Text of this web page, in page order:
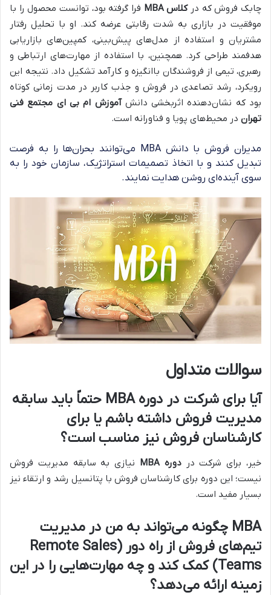
چابک فروش که درکلاس MBA
فرا گرفته بود، توانست محصول را با
موفقیت در بازاری به شدت رقابتی عرضه کند. او با تحلیل رفتار
مشتریان و استفاده از مدل‌های پیش‌بینی، کمپین‌های بازاریابی
هدفمند طراحی کرد. همچنین، با استفاده از مهارت‌های ارتباطی و
رهبری، تیمی از فروشندگان باانگیزه و کارآمد تشکیل داد. نتیجه این
رویکرد، رشد تصاعدی در فروش و جذب کاربر در مدت زمانی کوتاه
بود که نشان‌دهنده اثربخشی دانشآموزش ام بی ای مجتمع فنی
تهران در محیط‌های پویا و فناورانه است.
مدیران فروش با دانش MBA می‌توانند بحران‌ها را به فرصت
تبدیل کنند و با اتخاذ تصمیمات استراتژیک، سازمان خود را به
سوی آینده‌ای روشن هدایت نمایند.
سوالات متداول
آیا برای شرکت در دوره MBA
حتماً باید سابقه
مدیریت فروش داشته باشم یا برای
کارشناسان فروش نیز مناسب است؟
خیر، برای شرکت دردوره MBA
نیازی به سابقه مدیریت فروش
نیست؛ این دوره برای کارشناسان فروش با پتانسیل رشد و ارتقاء نیز
بسیار مفید است.
MBA چگونه می‌تواند به من در مدیریت
تیم‌های فروش از راه دور (Remote Sales
Teams) کمک کند و چه مهارت‌هایی را در این
زمینه ارائه می‌دهد؟